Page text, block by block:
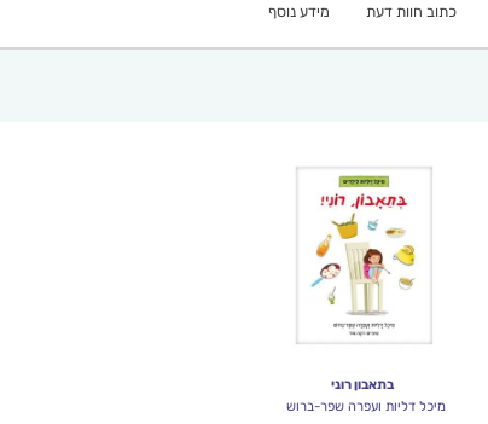
כתוב חוות דעת
מידע נוסף
בתאבון רוני
מיכל דליות ועפרה שפר-ברוש